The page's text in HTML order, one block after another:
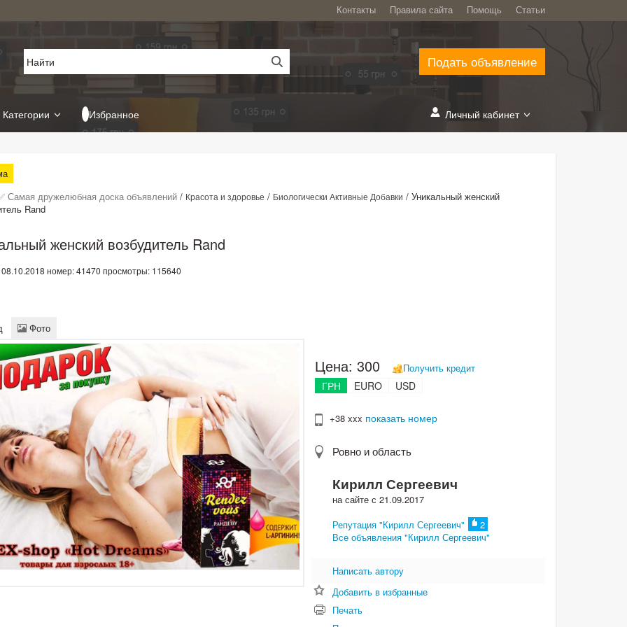
Контакты Правила сайта Помощь Статьи
Подать объявление
Категории Избранное Личный кабинет
Самая дружелюбная доска объявлений / Красота и здоровье / Биологически Активные Добавки / Уникальный женский
Rand
женский возбудитель Rand
номер: 41470 просмотры: 115640
Фото
Цена:300 Получить кредит
ГРН EURO USD
+38 xxx показать номер
Ровно и область
Кирилл Сергеевич
на сайте с 21.09.2017
Репутация "Кирилл Сергеевич"
2
Все объявления "Кирилл Сергеевич"
Написать автору
Добавить в избранные
Печать